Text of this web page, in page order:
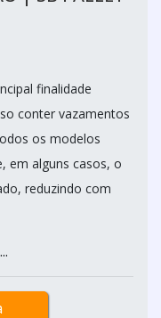
finalidade
conter vazamentos
os modelos
em alguns casos, o
reduzindo com